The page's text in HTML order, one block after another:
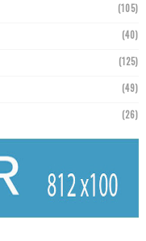
(105)
(40)
(125)
(49)
(26)